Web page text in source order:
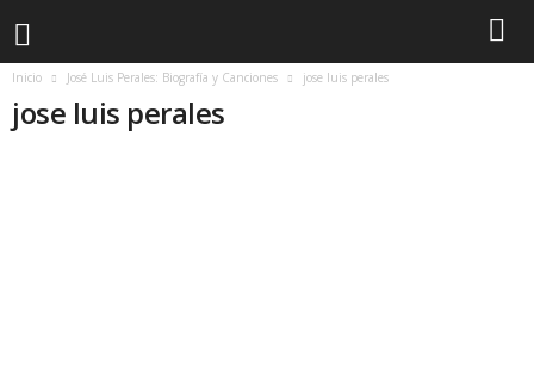
Inicio José Luis Perales: Biografía y Canciones jose luis perales
jose luis perales